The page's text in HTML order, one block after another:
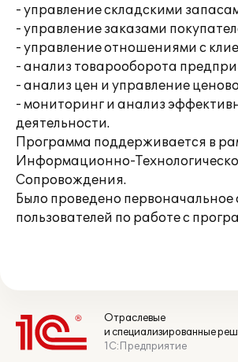
- управление складскими
- управление заказами
- управление отношениями с
- анализ товарооборота
- анализ цен и управление
- мониторинг и анализ
деятельности.
Программа поддерживается в
Информационно-
Сопровождения.
Было проведено первоначальное
пользователей по работе с
Отраслевые
и специализированные
1С:Предприятие